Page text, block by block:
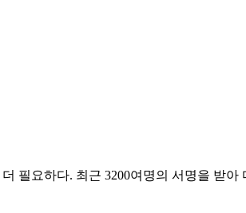
필요하다. 최근 3200여명의 서명을 받아